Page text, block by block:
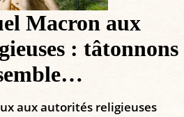
Macron aux
: tâtonnons
aux autorités religieuses